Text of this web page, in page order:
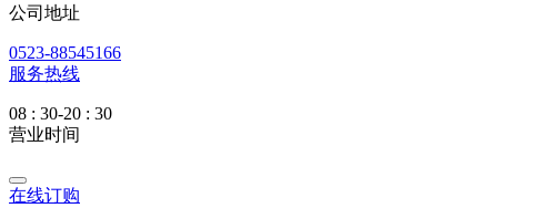
公司地址
0523-88545166
服务热线
08 : 30-20 : 30
营业时间
在线订购